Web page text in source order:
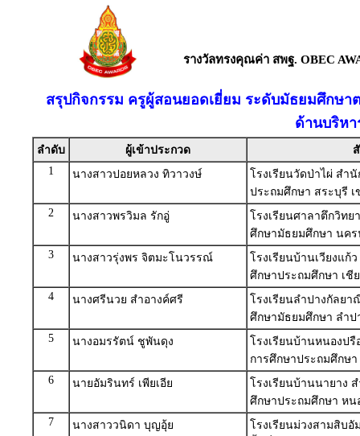
รางวัลทรงคุณค่า สพฐ. OBEC
สรุปกิจกรรม ครูผู้สอนยอดเยี่ยม ระดับมัธยมศึกษ
ด้านบริหา
ลำดับ ผู้เข้าประกวด
1
นางสาวปอยหลวง ทิวาวงษ์
โรงเรียนวัดป่าไผ่ สำ
ประถมศึกษา สระบุรี เ
2
นางสาวพรวิมล รักอู่
โรงเรียนศาลาตึกวิท
ศึกษามัธยมศึกษา นคร
3
นางสาวรุ่งพร จิตมะโนวรรณ์
โรงเรียนบ้านเวียงแ
ศึกษาประถมศึกษา เชี
4
นางศรีนวย สำอางค์ศรี
โรงเรียนลำปางกัลย
ศึกษามัธยมศึกษา ลำป
5
นางอมรรัตน์ ชูพันดุง
โรงเรียนบ้านหนองป
การศึกษาประถมศึกษ
6
นายอัมรินทร์ เพียเอีย
โรงเรียนบ้านนายาง
ศึกษาประถมศึกษา หน
7
นางสาววนิดา บุญอุ้ย
โรงเรียนม่วงสามสิบ